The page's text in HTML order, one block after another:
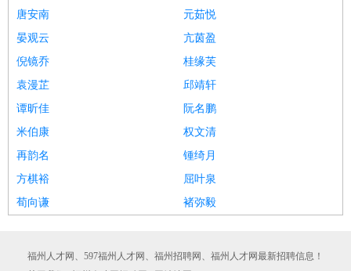
唐安南
元茹悦
晏观云
亢茵盈
倪镜乔
桂缘芙
袁漫芷
邱靖轩
谭昕佳
阮名鹏
米伯康
权文清
再韵名
锺绮月
方棋裕
屈叶泉
荀向谦
褚弥毅
福州人才网、597福州人才网、福州招聘网、福州人才网最新招聘信息！